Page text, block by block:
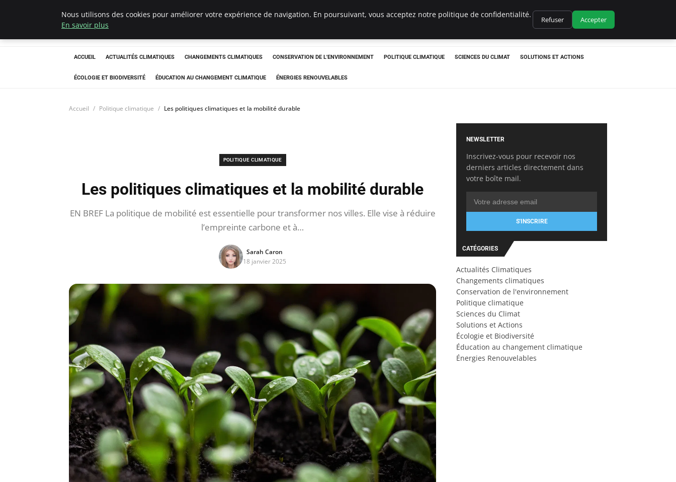
Climatedebtagents
ACCUEIL ACTUALITÉS CLIMATIQUES CHANGEMENTS CLIMATIQUES CONSERVATION DE L'ENVIRONNEMENT POLITIQUE CLIMATIQUE SCIENCES DU CLIMAT SOLUTIONS ET ACTIONS
ÉCOLOGIE ET BIODIVERSITÉ ÉDUCATION AU CHANGEMENT CLIMATIQUE ÉNERGIES RENOUVELABLES
Accueil Politique climatique Les politiques climatiques et la mobilité durable
POLITIQUE CLIMATIQUE
Les politiques climatiques et la mobilité durable
EN BREF La politique de mobilité est essentielle pour transformer nos villes. Elle vise à réduire
l’empreinte carbone et à…
Sarah Caron
18 janvier 2025
NEWSLETTER
Inscrivez-vous pour recevoir nos
derniers articles directement dans
votre boîte mail.
S'INSCRIRE
CATÉGORIES
Actualités Climatiques
Changements climatiques
Conservation de l'environnement
Politique climatique
Sciences du Climat
Solutions et Actions
Écologie et Biodiversité
Éducation au changement climatique
Énergies Renouvelables
Nous utilisons des cookies pour améliorer votre expérience de navigation. En poursuivant, vous acceptez notre politique de confidentialité.
En savoir plus
Refuser Accepter